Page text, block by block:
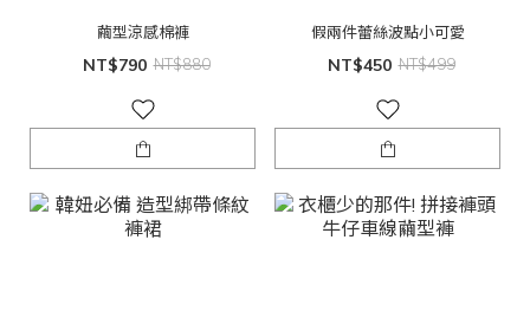
繭型涼感棉褲
NT$790 NT$880
假兩件蕾絲波點小可愛
NT$450 NT$499